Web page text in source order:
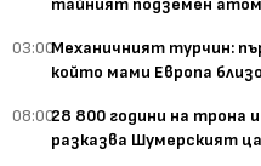
тайният подземен
03:00Механичният турчин:
който мами Европа
08:0028 800 години на трона
разказва Шумерският